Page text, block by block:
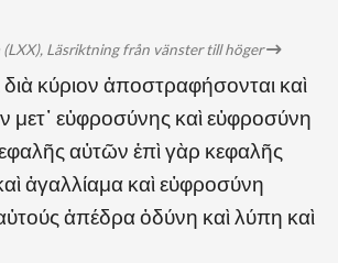
(LXX), Läsriktning från vänster till höger
διὰ κύριον ἀποστραφήσονται καὶ
μετ᾽ εὐφροσύνης καὶ εὐφροσύνη
αὐτῶν ἐπὶ γὰρ κεφαλῆς
ἀγαλλίαμα καὶ εὐφροσύνη
ἀπέδρα ὀδύνη καὶ λύπη καὶ